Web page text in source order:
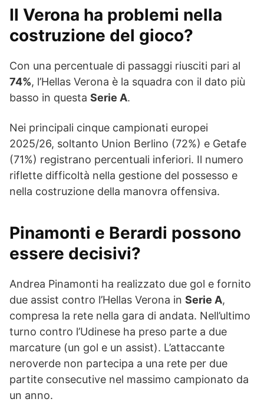
Il Verona ha problemi nella
costruzione del gioco?
Con una percentuale di passaggi riusciti pari al
74%, l’Hellas Verona è la squadra con il dato più
basso in questa Serie A.
Nei principali cinque campionati europei
2025/26, soltanto Union Berlino (72%) e Getafe
(71%) registrano percentuali inferiori. Il numero
riflette difficoltà nella gestione del possesso e
nella costruzione della manovra offensiva.
Pinamonti e Berardi possono
essere decisivi?
Andrea Pinamonti ha realizzato due gol e fornito
due assist contro l’Hellas Verona in Serie A,
compresa la rete nella gara di andata. Nell’ultimo
turno contro l’Udinese ha preso parte a due
marcature (un gol e un assist). L’attaccante
neroverde non partecipa a una rete per due
partite consecutive nel massimo campionato da
un anno.